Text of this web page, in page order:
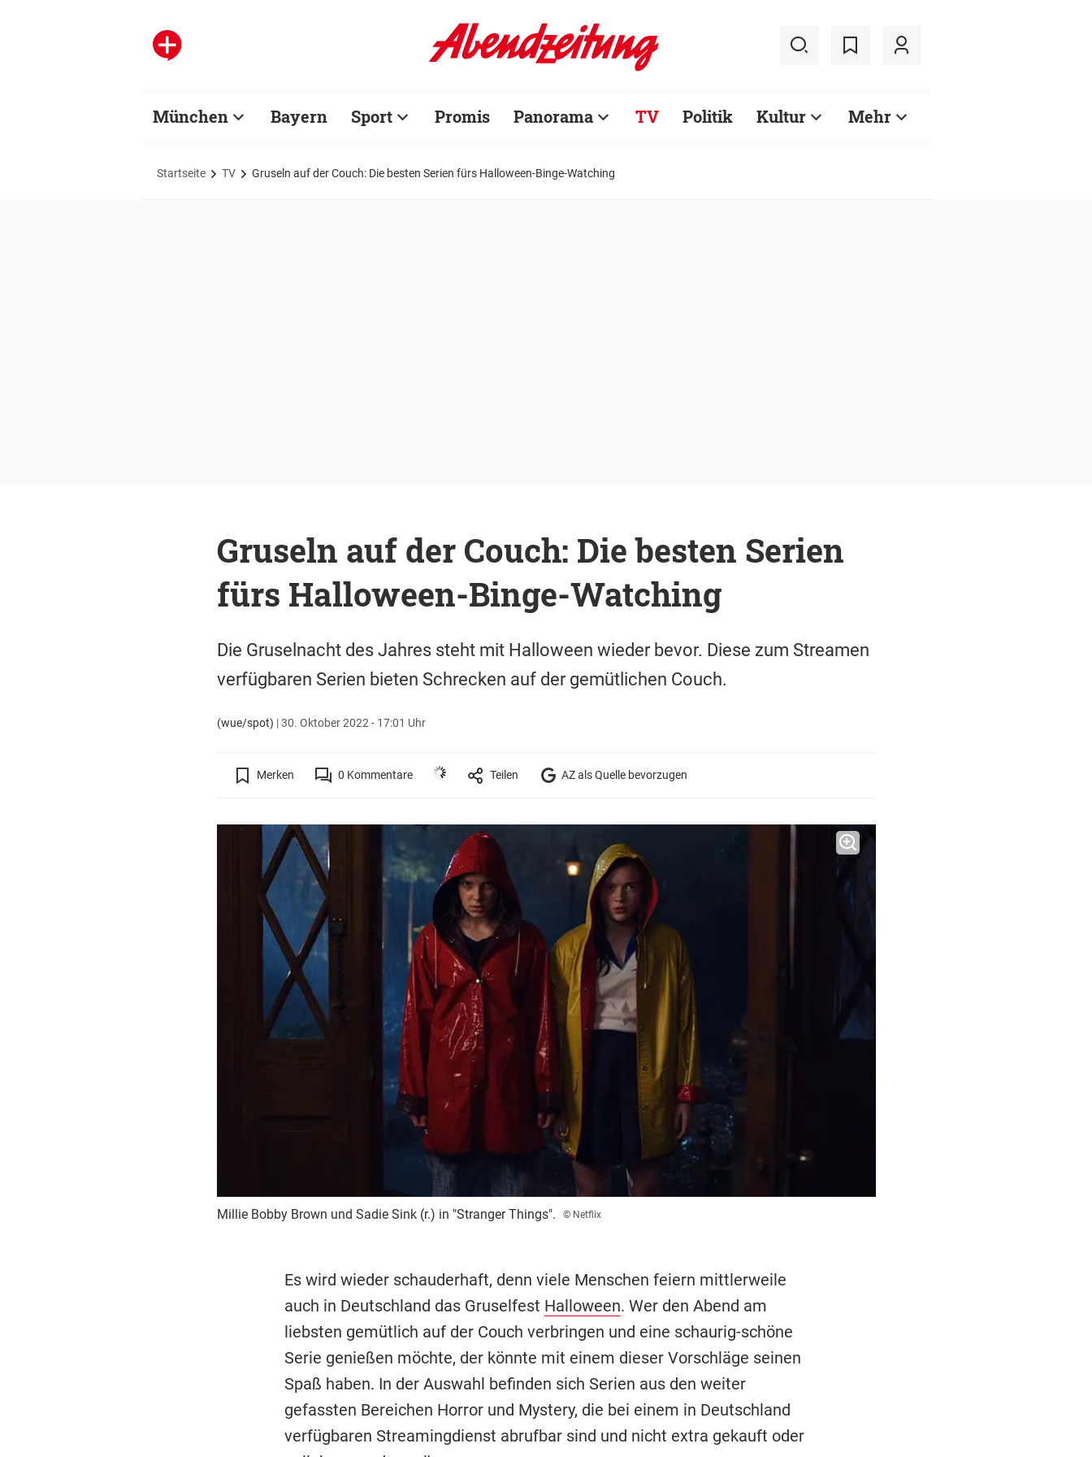
München Bayern Sport Promis Panorama TV Politik Kultur Mehr
Startseite TV Gruseln auf der Couch: Die besten Serien fürs Halloween-Binge-Watching
Gruseln auf der Couch: Die besten Serien
fürs Halloween-Binge-Watching
Die Gruselnacht des Jahres steht mit Halloween wieder bevor. Diese zum Streamen
verfügbaren Serien bieten Schrecken auf der gemütlichen Couch.
(wue/spot) |30. Oktober 2022 - 17:01 Uhr
Merken 0 Kommentare Teilen AZ als Quelle bevorzugen
Millie Bobby Brown und Sadie Sink (r.) in "Stranger Things". © Netflix
Es wird wieder schauderhaft, denn viele Menschen feiern mittlerweile
auch in Deutschland das Gruselfest Halloween. Wer den Abend am
liebsten gemütlich auf der Couch verbringen und eine schaurig-schöne
Serie genießen möchte, der könnte mit einem dieser Vorschläge seinen
Spaß haben. In der Auswahl befinden sich Serien aus den weiter
gefassten Bereichen Horror und Mystery, die bei einem in Deutschland
verfügbaren Streamingdienst abrufbar sind und nicht extra gekauft oder